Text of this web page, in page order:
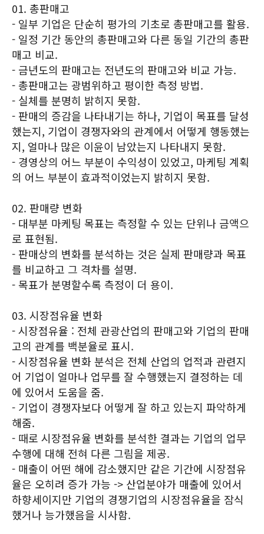
01. 총판매고
- 일부 기업은 단순히 평가의 기초로 총판매고를 활용.
- 일정 기간 동안의 총판매고와 다른 동일 기간의 총판
매고 비교.
- 금년도의 판매고는 전년도의 판매고와 비교 가능.
- 총판매고는 광범위하고 평이한 측정 방법.
- 실체를 분명히 밝히지 못함.
- 판매의 증감을 나타내기는 하나, 기업이 목표를 달성
했는지, 기업이 경쟁자와의 관계에서 어떻게 행동했는
지, 얼마나 많은 이윤이 남았는지 나타내지 못함.
- 경영상의 어느 부분이 수익성이 있었고, 마케팅 계획
의 어느 부분이 효과적이었는지 밝히지 못함.
02. 판매량 변화
- 대부분 마케팅 목표는 측정할 수 있는 단위나 금액으
로 표현됨.
- 판매상의 변화를 분석하는 것은 실제 판매량과 목표
를 비교하고 그 격차를 설명.
- 목표가 분명할수록 측정이 더 용이.
03. 시장점유율 변화
- 시장점유율 : 전체 관광산업의 판매고와 기업의 판매
고의 관계를 백분율로 표시.
- 시장점유율 변화 분석은 전체 산업의 업적과 관련지
어 기업이 얼마나 업무를 잘 수행했는지 결정하는 데
에 있어서 도움을 줌.
- 기업이 경쟁자보다 어떻게 잘 하고 있는지 파악하게
해줌.
- 때로 시장점유율 변화를 분석한 결과는 기업의 업무
수행에 대해 전혀 다른 그림을 제공.
- 매출이 어떤 해에 감소했지만 같은 기간에 시장점유
율은 오히려 증가 가능 -> 산업분야가 매출에 있어서
하향세이지만 기업의 경쟁기업의 시장점유율을 잠식
했거나 능가했음을 시사함.